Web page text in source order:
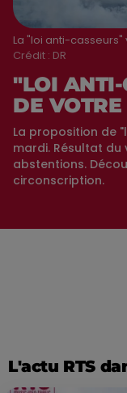
La "loi anti-
Crédit : DR
"LOI ANTI-
DE
La proposition de
mardi. Résultat du
abstentions.
circonscription.
L'actu RTS